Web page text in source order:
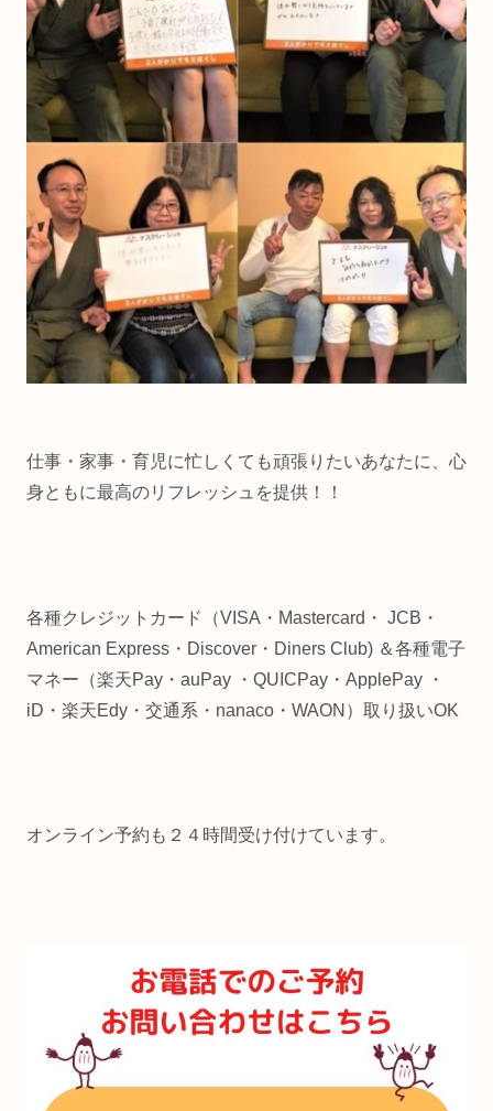
仕事・家事・育児に忙しくても頑張りたいあなたに、心
身ともに最高のリフレッシュを提供！！
各種クレジットカード（VISA・Mastercard・ JCB・
American Express・Discover・Diners Club) ＆各種電子
マネー（楽天Pay・auPay ・QUICPay・ApplePay ・
iD・楽天Edy・交通系・nanaco・WAON）取り扱いOK
オンライン予約も２４時間受け付けています。